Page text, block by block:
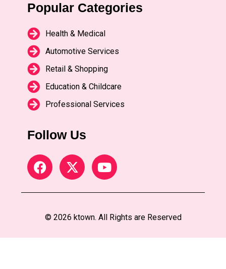
Popular Categories
Health & Medical
Automotive Services
Retail & Shopping
Education & Childcare
Professional Services
Follow Us
© 2026 ktown. All Rights are Reserved